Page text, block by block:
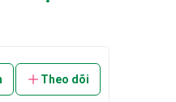
Theo dõi